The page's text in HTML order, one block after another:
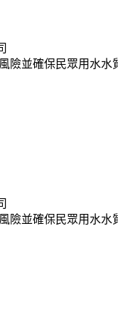
險並確保民眾用水
險並確保民眾用水